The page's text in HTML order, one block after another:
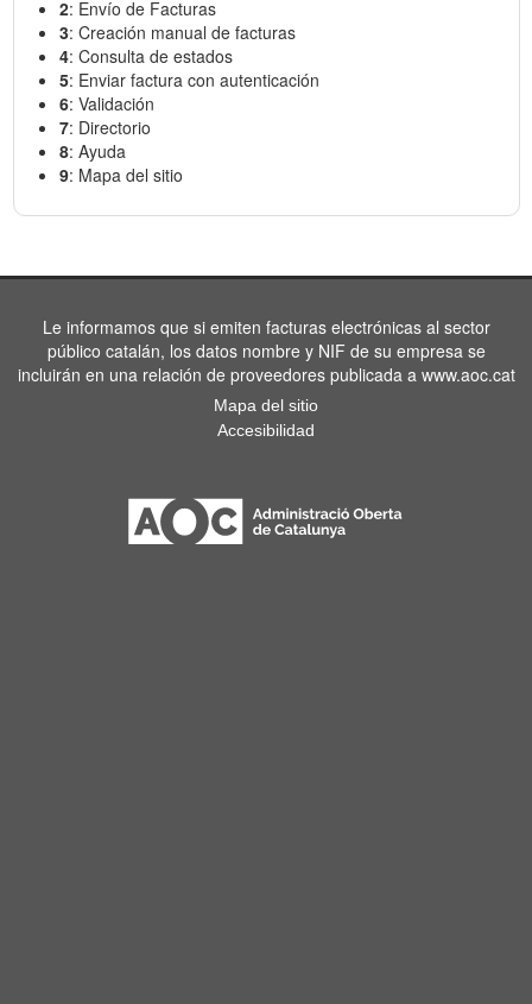
2: Envío de Facturas
3: Creación manual de facturas
4: Consulta de estados
5: Enviar factura con autenticación
6: Validación
7: Directorio
8: Ayuda
9: Mapa del sitio
Le informamos que si emiten facturas electrónicas al sector
público catalán, los datos nombre y NIF de su empresa se
incluirán en una relación de proveedores publicada a www.aoc.cat
Mapa del sitio
Accesibilidad